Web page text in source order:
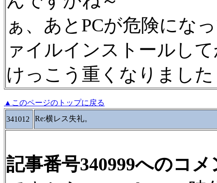
ぁ、あとPCが危険にな
ァイルインストールし
けっこう重くなりまし
▲このページのトップに戻る
341012
Re:横レス失礼。
記事番号340999へのコメ